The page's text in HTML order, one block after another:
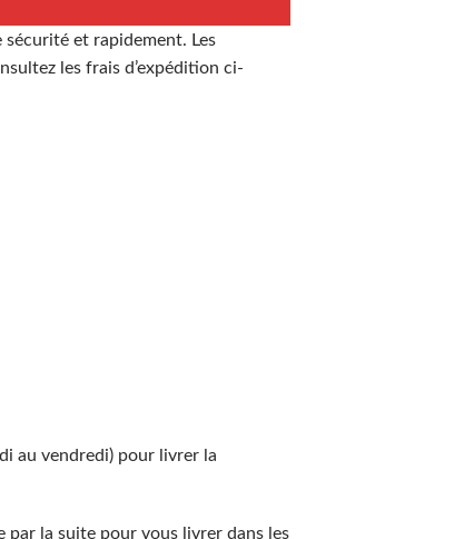
et rapidement. Les
les frais d’expédition ci-
au vendredi) pour livrer la
la suite pour vous livrer dans les